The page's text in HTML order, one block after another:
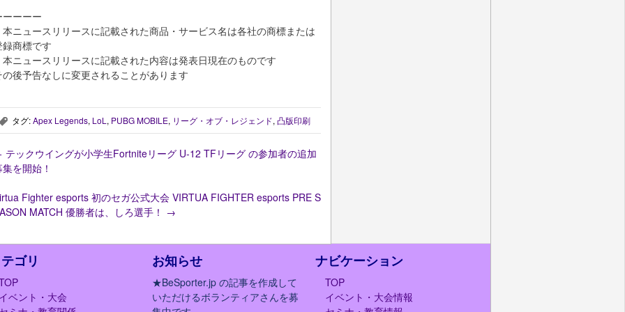
ーーーー
本ニュースリリースに記載された商品・サービス名は各社の商標または
録商標です
本ニュースリリースに記載された内容は発表日現在のものです
の後予告なしに変更されることがあります
タグ:Apex Legends, LoL , PUBG MOBILE, リーグ・オブ・レジェンド, 凸版印刷
テックウイングが小学生Fortniteリーグ U-12 TFリーグ の参加者の追加
を開始！
Fighter esports 初のセガ公式大会 VIRTUA FIGHTER esports PRE S
MATCH 優勝者は、しろ選手！ →
ゴリ
ベント・大会
お知らせ
★BeSporter.jp の記事を作成して
いただけるボランティアさんを募
ナビケーション
TOP
イベント・大会情報